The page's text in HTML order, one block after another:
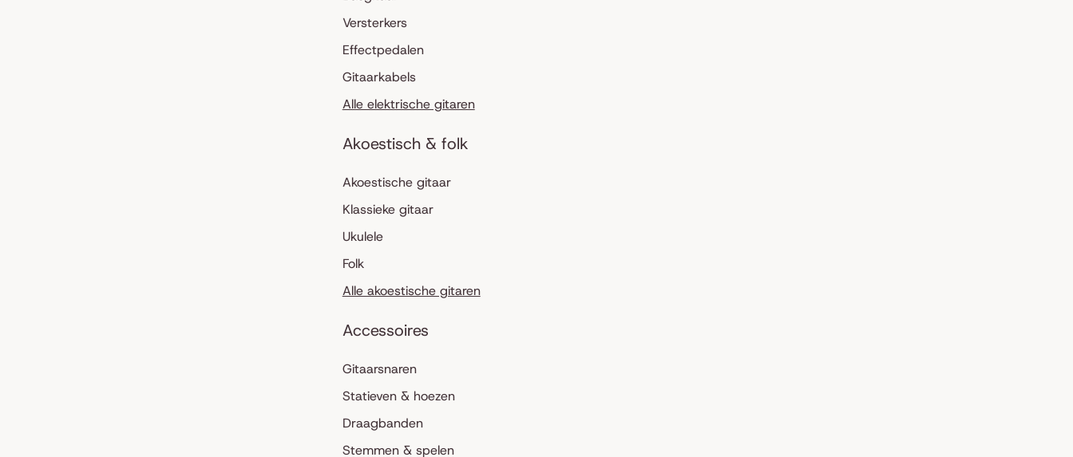
Versterkers
Effectpedalen
Gitaarkabels
Alle elektrische gitaren
Akoestisch & folk
Akoestische gitaar
Klassieke gitaar
Ukulele
Folk
Alle akoestische gitaren
Accessoires
Gitaarsnaren
Statieven & hoezen
Draagbanden
Stemmen & spelen